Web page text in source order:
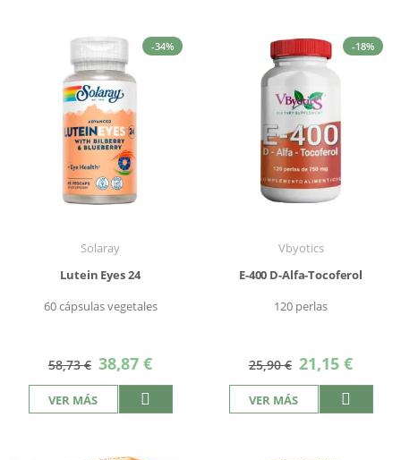
-34%
Solaray
Lutein Eyes 24
60 cápsulas vegetales
58,73 € Precio
especial
38,87 €
VER MÁS
-18%
Vbyotics
E-400 D-Alfa-Tocoferol
120 perlas
25,90 € Precio
especial
21,15 €
VER MÁS